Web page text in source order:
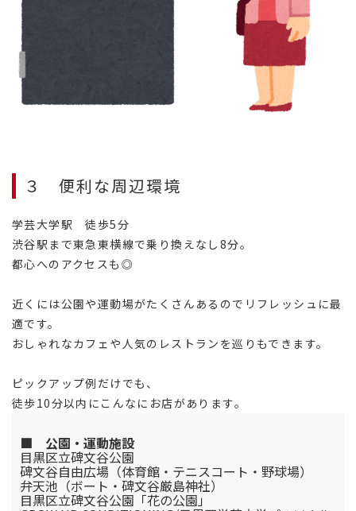
３ 便利な周辺環境
学芸大学駅 徒歩5分
渋谷駅まで東急東横線で乗り換えなし8分。
都心へのアクセスも◎
近くには公園や運動場がたくさんあるのでリフレッシュに最
適です。
おしゃれなカフェや人気のレストランを巡りもできます。
ピックアップ例だけでも、
徒歩10分以内にこんなにお店があります。
■ 公園・運動施設
目黒区立碑文谷公園
碑文谷自由広場（体育館・テニスコート・野球場）
弁天池（ボート・碑文谷厳島神社）
目黒区立碑文谷公園「花の公園」